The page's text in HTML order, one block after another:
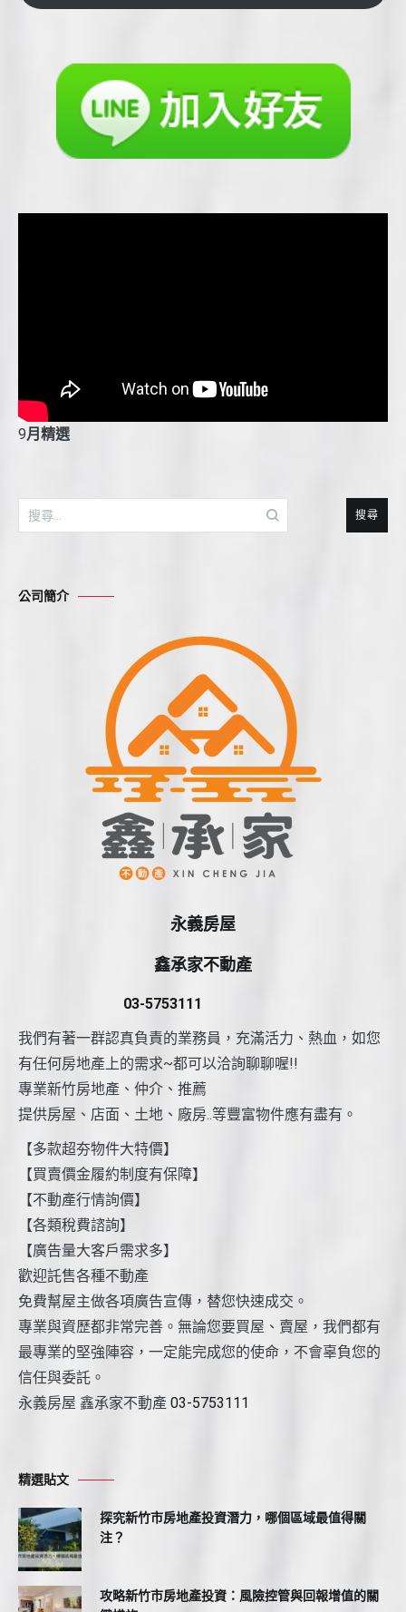
9月精選
搜
尋
字:
公司簡介
永義房屋
鑫承家不動產
03-5753111
我們有著一群認真負責的業務員，充滿活力、熱血，如您
有任何房地產上的需求~都可以洽詢聊聊喔!!
專業新竹房地產、仲介、推薦
提供房屋、店面、土地、廠房..等豐富物件應有盡有。
【多款超夯物件大特價】
【買賣價金履約制度有保障】
【不動產行情詢價】
【各類稅費諮詢】
【廣告量大客戶需求多】
歡迎託售各種不動產
免費幫屋主做各項廣告宣傳，替您快速成交。
專業與資歷都非常完善。無論您要買屋、賣屋，我們都有
最專業的堅強陣容，一定能完成您的使命，不會辜負您的
信任與委託。
永義房屋 鑫承家不動產 03-5753111
精選貼文
探究新竹市房地產投資潛力，哪個區域最值得關
注？
攻略新竹市房地產投資：風險控管與回報增值的關